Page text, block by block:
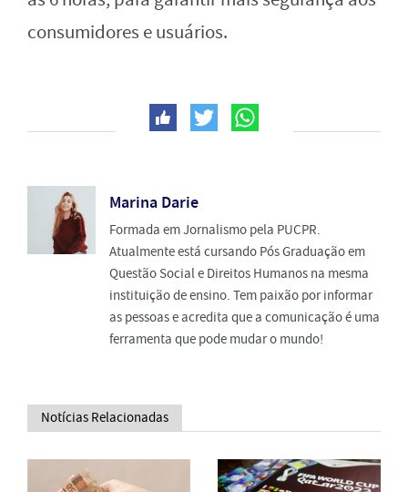
consumidores e usuários.
Marina Darie
Formada em Jornalismo pela PUCPR.
Atualmente está cursando Pós Graduação em
Questão Social e Direitos Humanos na mesma
instituição de ensino. Tem paixão por informar
as pessoas e acredita que a comunicação é uma
ferramenta que pode mudar o mundo!
Notícias Relacionadas